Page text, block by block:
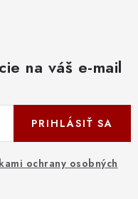
na váš e-mail
ochrany osobných
PRIHLÁSIŤ SA